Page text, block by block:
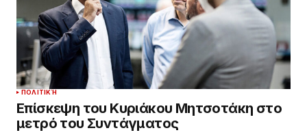
ΠΟΛΙΤΙΚΉ
Επίσκεψη του Κυριάκου Μητσοτάκη στο
μετρό του Συντάγματος